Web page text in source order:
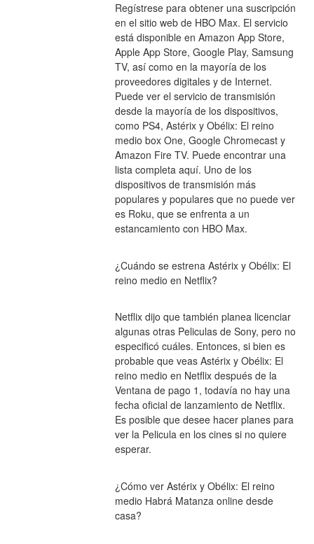
Regístrese para obtener una suscripción
en el sitio web de HBO Max. El servicio
está disponible en Amazon App Store,
Apple App Store, Google Play, Samsung
TV, así como en la mayoría de los
proveedores digitales y de Internet.
Puede ver el servicio de transmisión
desde la mayoría de los dispositivos,
como PS4, Astérix y Obélix: El reino
medio box One, Google Chromecast y
Amazon Fire TV. Puede encontrar una
lista completa aquí. Uno de los
dispositivos de transmisión más
populares y populares que no puede ver
es Roku, que se enfrenta a un
estancamiento con HBO Max.
¿Cuándo se estrena Astérix y Obélix: El
reino medio en Netflix?
Netflix dijo que también planea licenciar
algunas otras Peliculas de Sony, pero no
especificó cuáles. Entonces, si bien es
probable que veas Astérix y Obélix: El
reino medio en Netflix después de la
Ventana de pago 1, todavía no hay una
fecha oficial de lanzamiento de Netflix.
Es posible que desee hacer planes para
ver la Pelicula en los cines si no quiere
esperar.
¿Cómo ver Astérix y Obélix: El reino
medio Habrá Matanza online desde
casa?